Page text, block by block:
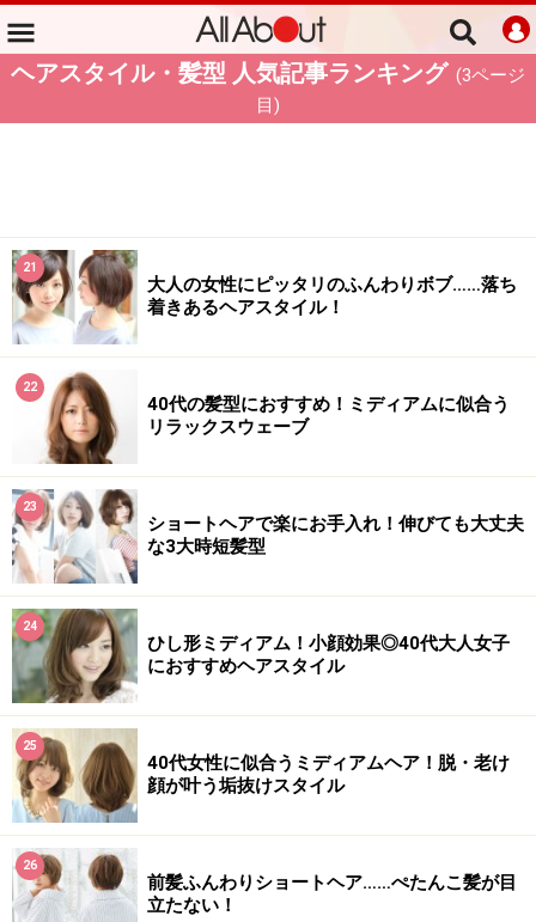
ヘアスタイル・髪型 人気記事ランキング (3ページ
目)
21
大人の女性にピッタリのふんわりボブ……落ち
着きあるヘアスタイル！
22
40代の髪型におすすめ！ミディアムに似合う
リラックスウェーブ
23
ショートヘアで楽にお手入れ！伸びても大丈夫
な3大時短髪型
24
ひし形ミディアム！小顔効果◎40代大人女子
におすすめヘアスタイル
25
40代女性に似合うミディアムヘア！脱・老け
顔が叶う垢抜けスタイル
26
前髪ふんわりショートヘア……ぺたんこ髪が目
立たない！